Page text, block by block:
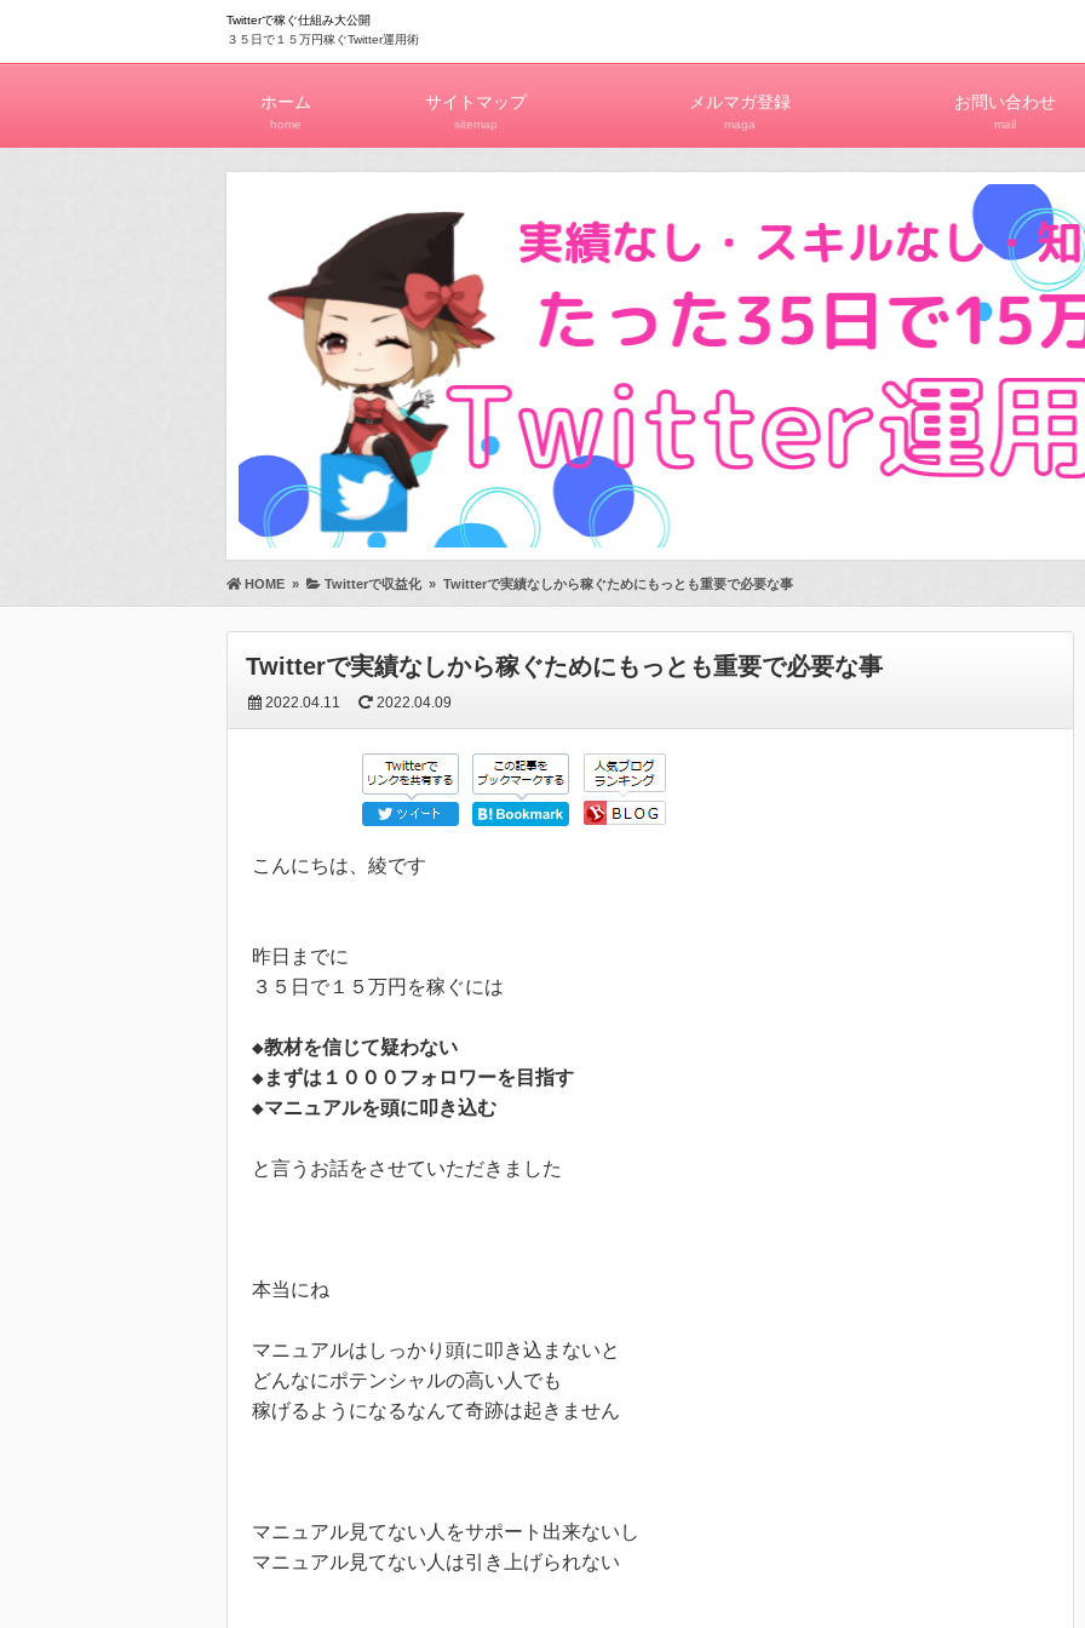
Twitterで稼ぐ仕組み大公開
３５日で１５万円稼ぐTwitter運用術
ホーム
home
サイトマップ
sitemap
メルマガ登録
maga
お問い合わせ
mail
HOME » Twitterで収益化» Twitterで実績なしから稼ぐためにもっとも重要で必要な事
Twitterで実績なしから稼ぐためにもっとも重要で必要な事
2022.04.11 2022.04.09
こんにちは、綾です
昨日までに
３５日で１５万円を稼ぐには
◆教材を信じて疑わない
◆まずは１０００フォロワーを目指す
◆マニュアルを頭に叩き込む
と言うお話をさせていただきました
本当にね
マニュアルはしっかり頭に叩き込まないと
どんなにポテンシャルの高い人でも
稼げるようになるなんて奇跡は起きません
マニュアル見てない人をサポート出来ないし
マニュアル見てない人は引き上げられない